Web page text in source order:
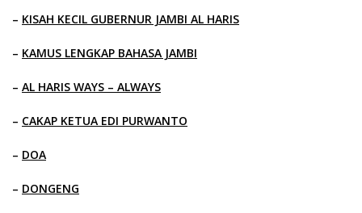
– KISAH KECIL GUBERNUR JAMBI AL HARIS
– KAMUS LENGKAP BAHASA JAMBI
– AL HARIS WAYS – ALWAYS
– CAKAP KETUA EDI PURWANTO
– DOA
– DONGENG